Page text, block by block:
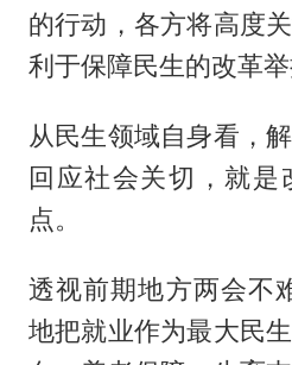
的行动，各方将高度
利于保障民生的改革举
从民生领域自身看，
回应社会关切，就是
点。
透视前期地方两会不
地把就业作为最大民